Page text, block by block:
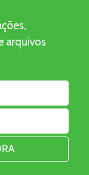
arquivos